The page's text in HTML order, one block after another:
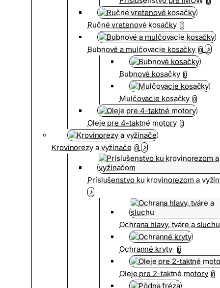
Ručné vretenové kosačky 0
Bubnové a mulčovacie kosačky 0
Bubnové kosačky 0
Mulčovacie kosačky 0
Oleje pre 4-taktné motory 0
Krovinorezy a vyžínače 0
Príslušenstvo ku krovinorezom a
Ochrana hlavy, tváre a sluchu
Ochranné kryty 0
Oleje pre 2-taktné motory 0